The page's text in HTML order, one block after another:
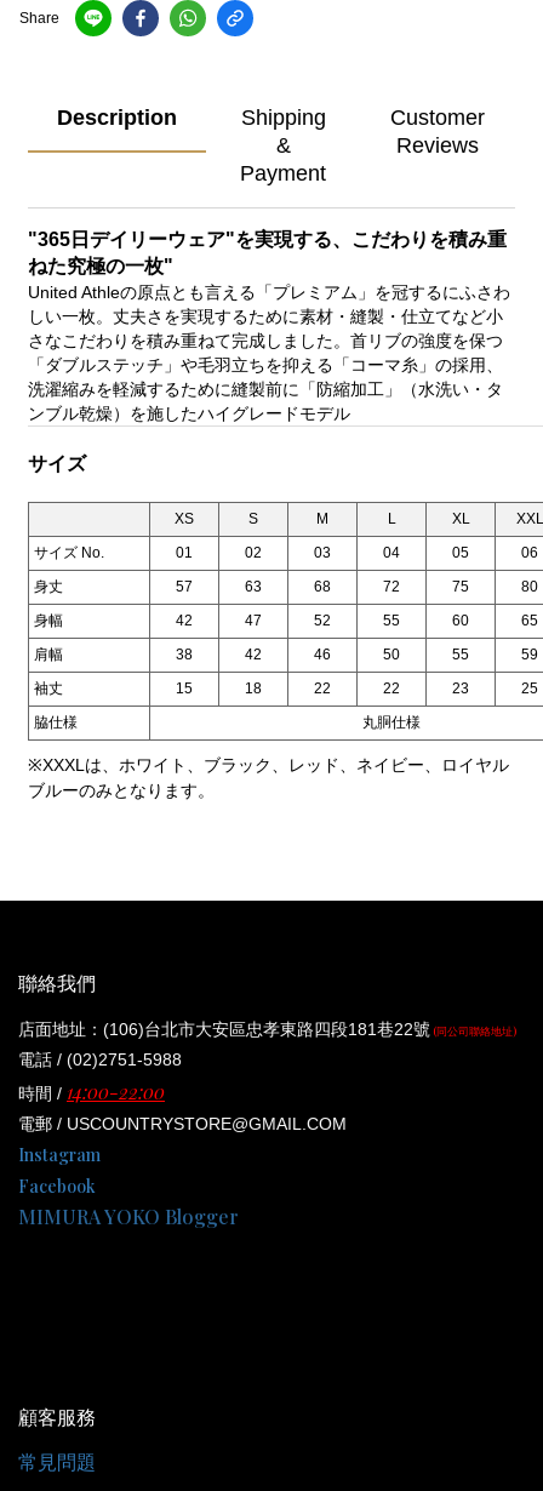
Share
Description
Shipping
&
Payment
Customer
Reviews
"365日デイリーウェア"を実現する、こだわりを積み重
ねた究極の一枚"
United Athleの原点とも言える「プレミアム」を冠するにふさわ
しい一枚。丈夫さを実現するために素材・縫製・仕立てなど小
さなこだわりを積み重ねて完成しました。首リブの強度を保つ
「ダブルステッチ」や毛羽立ちを抑える「コーマ糸」の採用、
洗濯縮みを軽減するために縫製前に「防縮加工」（水洗い・タ
ンブル乾燥）を施したハイグレードモデル
サイズ
XS S M L XL
XXL
サイズ No.
01 02 03 04 05
06
身丈
57 63 68 72 75
80
身幅
42 47 52 55 60
65
肩幅
38 42 46 50 55
59
袖丈
15 18 22 22 23
25
脇仕様
丸胴仕様
※XXXLは、ホワイト、ブラック、レッド、ネイビー、ロイヤル
ブルーのみとなります。
聯絡我們
店面地址：(106)台北市大安區忠孝東路四段181巷22號 (同公司聯絡地址)
電話 / (02)2751-5988
時間 / 14:00-22:00
電郵 / USCOUNTRYSTORE@GMAIL.COM
Instagram
Facebook
MIMURA YOKO Blogger
顧客服務
常見問題